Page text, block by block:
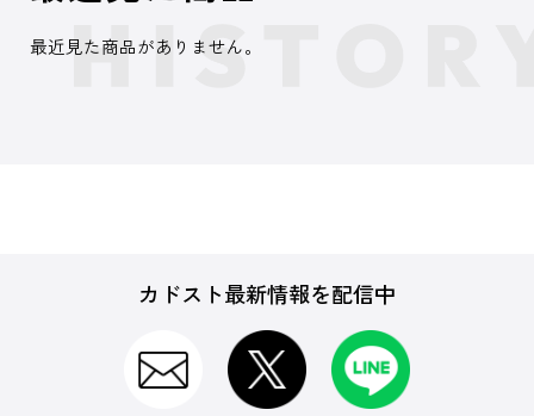
最近見た商品がありません。
カドスト最新情報を配信中